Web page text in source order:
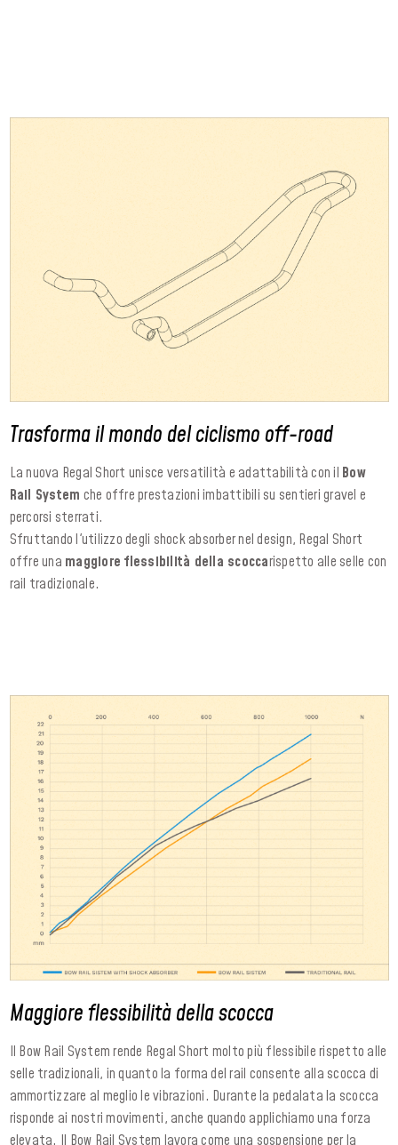
Trasforma il mondo del ciclismo off-road
La nuova Regal Short unisce versatilità e adattabilità con il Bow
Rail System che offre prestazioni imbattibili su sentieri gravel e
percorsi sterrati.
Sfruttando l'utilizzo degli shock absorber nel design, Regal Short
offre una maggiore flessibilità della scoccarispetto alle selle con
rail tradizionale.
Maggiore flessibilità della scocca
Il Bow Rail System rende Regal Short molto più flessibile rispetto alle
selle tradizionali, in quanto la forma del rail consente alla scocca di
ammortizzare al meglio le vibrazioni. Durante la pedalata la scocca
risponde ai nostri movimenti, anche quando applichiamo una forza
elevata. Il Bow Rail System lavora come una sospensione per la